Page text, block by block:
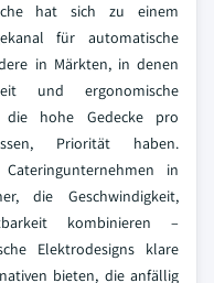
hat sich zu einem
für automatische
in Märkten, in denen
und ergonomische
die hohe Gedecke pro
Priorität haben.
in
die Geschwindigkeit,
kombinieren –
Elektrodesigns klare
bieten, die anfällig